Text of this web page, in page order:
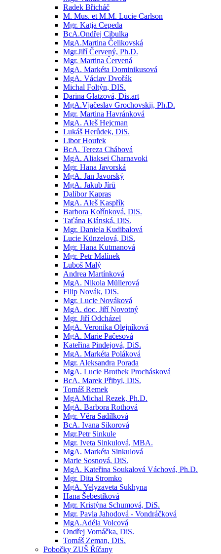
Radek Břicháč
M. Mus. et M.M. Lucie Carlson
Mgr. Katja Cepeda
BcA.Ondřej Cibulka
MgA.Martina Čelikovská
Mgr.Jiří Červený, Ph.D.
Mgr. Martina Červená
MgA. Markéta Dominikusová
MgA. Václav Dvořák
Michal Foltýn, DIS.
Darina Glatzová, Dis.art
MgA.Vjačeslav Grochovskij, Ph.D.
Mgr. Martina Havránková
MgA. Aleš Hejcman
Lukáš Herůdek, DiS.
Libor Houfek
BcA. Tereza Chábová
MgA. Aliaksei Charnavoki
Mgr. Hana Javorská
MgA. Jan Javorský
MgA. Jakub Jírů
Dalibor Kapras
MgA. Aleš Kaspřík
Barbora Kořínková, DiS.
Taťána Klánská, DiS.
Mgr. Daniela Kudibalová
Lucie Künzelová, DiS.
Mgr. Hana Kutmanová
Mgr. Petr Malínek
Luboš Malý
Andrea Martínková
MgA. Nikola Müllerová
Filip Novák, DiS.
Mgr. Lucie Nováková
MgA. doc. Jiří Novotný
Mgr. Jiří Odcházel
MgA. Veronika Olejníková
MgA. Marie Pačesová
Kateřina Pindejová, DiS.
MgA. Markéta Poláková
Mgr. Aleksandra Porada
MgA. Lucie Brotbek Prochásková
BcA. Marek Přibyl, DiS.
Tomáš Remek
MgA.Michal Rezek, Ph.D.
MgA. Barbora Rothová
Mgr. Věra Sadílková
BcA. Ivana Sikorová
Mgr.Petr Sinkule
Mgr. Iveta Sinkulová, MBA.
MgA. Markéta Sinkulová
Marie Sosnová, DiS.
MgA. Kateřina Soukalová Váchová, Ph.D.
Mgr. Dita Stromko
MgA. Yelyzaveta Sukhyna
Hana Šebestíková
Mgr. Kristýna Schumová, DiS.
Mgr. Pavla Jahodová - Vondráčková
MgA.Adéla Volcová
Ondřej Vomáčka, DiS.
Tomáš Zeman, DiS.
Pobočky ZUŠ Říčany